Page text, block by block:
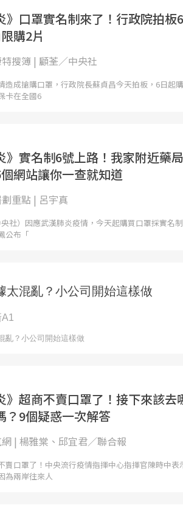
》口罩實名制來了！行政院拍板
購2片
搜簿 | 顧荃／中央社
造成搶購口罩，行政院長蘇貞昌今天拍板，6日起
卡在全國6
》實名制6號上路！我家附近藥
網站讓你一查就知道
重點 | 呂宇真
社）因應武漢肺炎疫情，今天起購買口罩採實名
公布「
》超商不賣口罩了！接下來該去
？9個疑惑一次解答
| 楊雅棠、邱宜君／聯合報
賣口罩了！中央流行疫情指揮中心指揮官陳時中表
為兩岸往來人